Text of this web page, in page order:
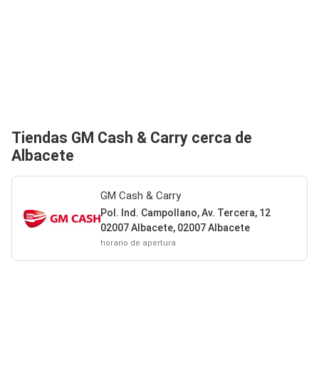
Tiendas GM Cash & Carry cerca de
Albacete
GM Cash & Carry
Pol. Ind. Campollano, Av. Tercera, 12
02007 Albacete, 02007 Albacete
horario de apertura